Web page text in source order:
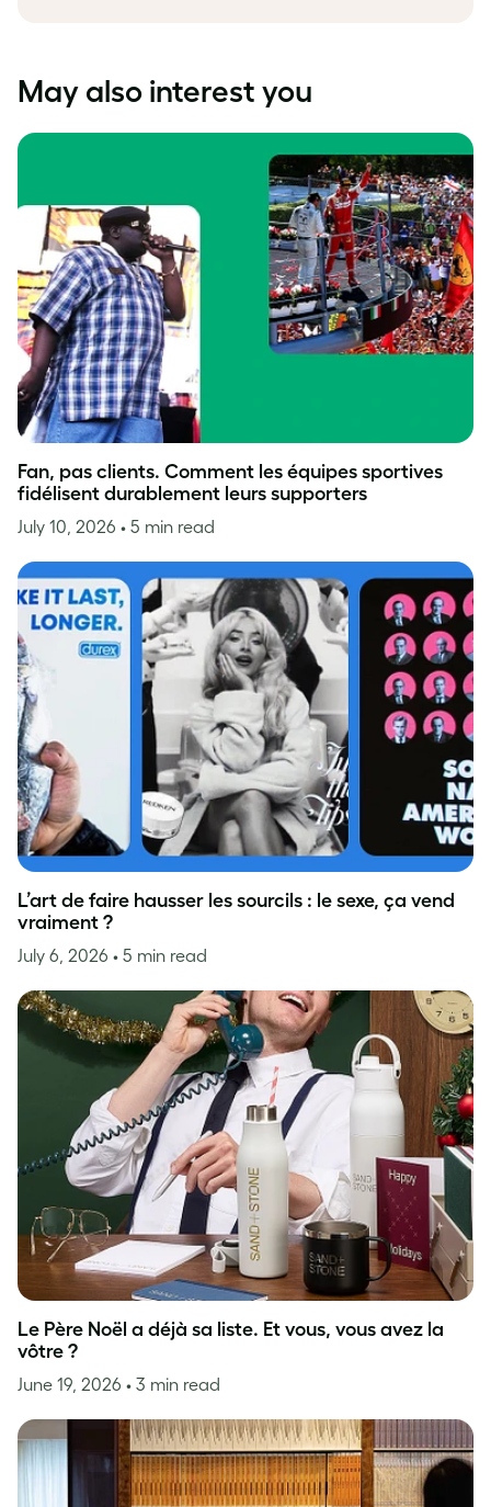
May also interest you
Fan, pas clients. Comment les équipes sportives
fidélisent durablement leurs supporters
July 10, 2026 • 5 min read
L’art de faire hausser les sourcils : le sexe, ça vend
vraiment ?
July 6, 2026 • 5 min read
Le Père Noël a déjà sa liste. Et vous, vous avez la
vôtre ?
June 19, 2026 • 3 min read